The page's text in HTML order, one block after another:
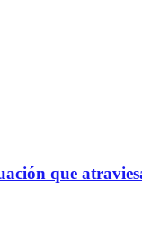
que